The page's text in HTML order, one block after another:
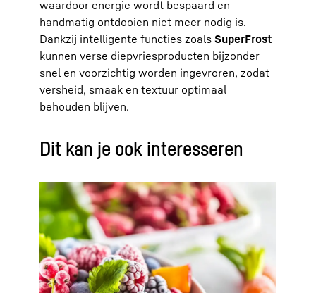
waardoor energie wordt bespaard en
handmatig ontdooien niet meer nodig is.
Dankzij intelligente functies zoals SuperFrost
kunnen verse diepvriesproducten bijzonder
snel en voorzichtig worden ingevroren, zodat
versheid, smaak en textuur optimaal
behouden blijven.
Dit kan je ook interesseren